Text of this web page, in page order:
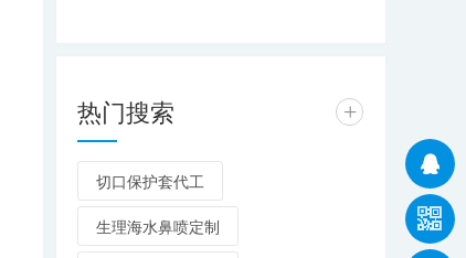
热门搜索 +
切口保护套代工
生理海水鼻喷定制